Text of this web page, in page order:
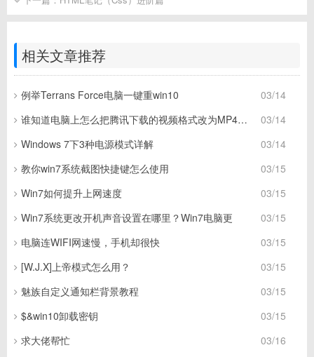
相关文章推荐
03/14
例举Terrans Force电脑一键重win10
03/14
谁知道电脑上怎么把腾讯下载的视频格式改为MP4格式
03/14
Windows 7下3种电源模式详解
03/15
教你win7系统截图快捷键怎么使用
03/15
Win7如何提升上网速度
03/15
Win7系统更改开机声音设置在哪里？Win7电脑更
03/15
电脑连WIFI网速慢，手机却很快
03/15
[W.J.X]上帝模式怎么用？
03/15
魅族自定义通知栏背景教程
03/15
$&win10卸载密钥
03/16
求大佬帮忙